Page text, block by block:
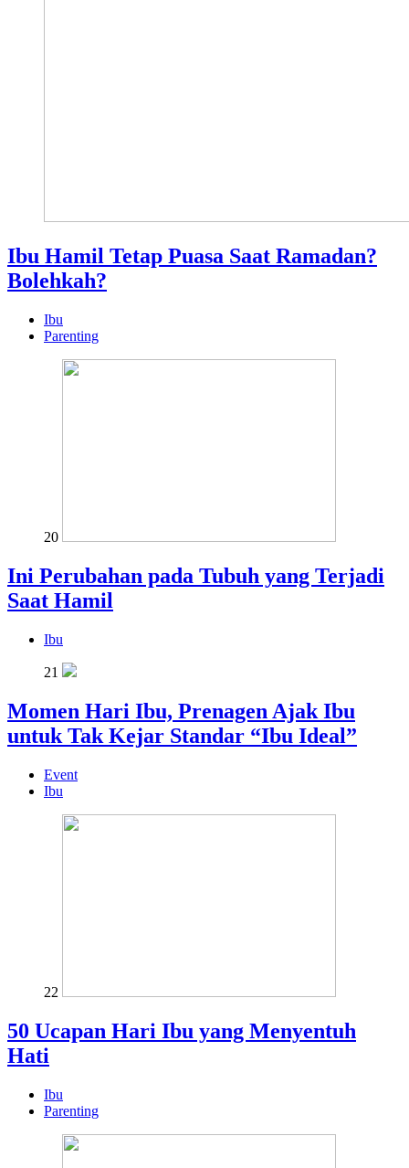
Ibu Hamil Tetap Puasa Saat Ramadan?
Bolehkah?
Ibu
Parenting
20
Ini Perubahan pada Tubuh yang Terjadi
Saat Hamil
Ibu
21
Momen Hari Ibu, Prenagen Ajak Ibu
untuk Tak Kejar Standar “Ibu Ideal”
Event
Ibu
22
50 Ucapan Hari Ibu yang Menyentuh
Hati
Ibu
Parenting